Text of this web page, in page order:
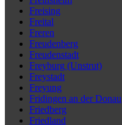
Freising
Freital
Freren
Freudenberg
Freudenstadt
Freyburg (Unstrut)
Freystadt
Freyung
Fridingen an der Donau
Friedberg
Friedland